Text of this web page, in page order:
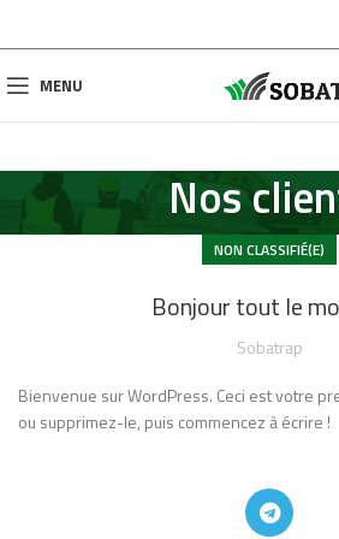
MENU
Nos
NON CLASSIFIÉ(E)
Bonjour tout le
Sobatrap
Bienvenue sur WordPress. Ceci est votre
ou supprimez-le, puis commencez à écrire !